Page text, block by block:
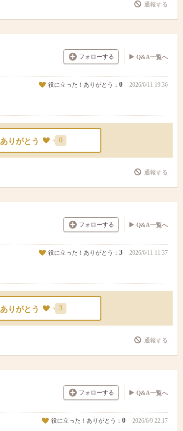
通報する
フォローする Q&A一覧へ
役に立った！ありがとう： 0 2026/6/11 19:36
ありがとう 0
通報する
フォローする Q&A一覧へ
役に立った！ありがとう： 3 2026/6/11 11:37
ありがとう 3
通報する
フォローする Q&A一覧へ
役に立った！ありがとう： 0 2026/6/9 22:17